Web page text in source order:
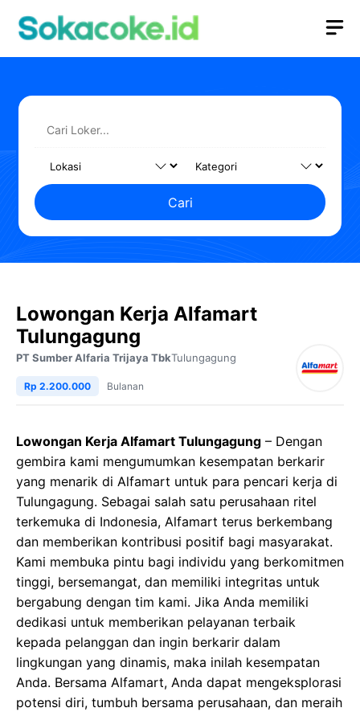
Cari
Lowongan Kerja Alfamart
Tulungagung
PT Sumber Alfaria Trijaya TbkTulungagung
Rp 2.200.000 Bulanan
Lowongan Kerja Alfamart Tulungagung – Dengan
gembira kami mengumumkan kesempatan berkarir
yang menarik di Alfamart untuk para pencari kerja di
Tulungagung. Sebagai salah satu perusahaan ritel
terkemuka di Indonesia, Alfamart terus berkembang
dan memberikan kontribusi positif bagi masyarakat.
Kami membuka pintu bagi individu yang berkomitmen
tinggi, bersemangat, dan memiliki integritas untuk
bergabung dengan tim kami. Jika Anda memiliki
dedikasi untuk memberikan pelayanan terbaik
kepada pelanggan dan ingin berkarir dalam
lingkungan yang dinamis, maka inilah kesempatan
Anda. Bersama Alfamart, Anda dapat mengeksplorasi
potensi diri, tumbuh bersama perusahaan, dan meraih